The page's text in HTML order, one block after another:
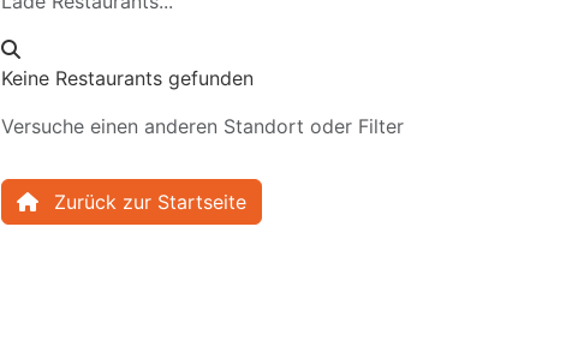
Keine Restaurants gefunden
Versuche einen anderen Standort oder Filter
Zurück zur Startseite